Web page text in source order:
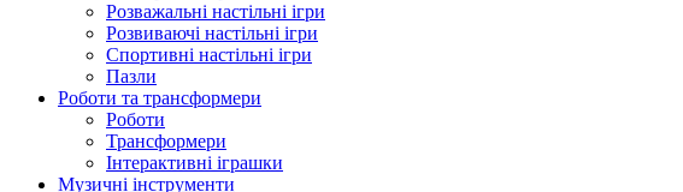
Розважальні настільні ігри
Розвиваючі настільні ігри
Спортивні настільні ігри
Пазли
Роботи та трансформери
Роботи
Трансформери
Інтерактивні іграшки
Музичні інструменти